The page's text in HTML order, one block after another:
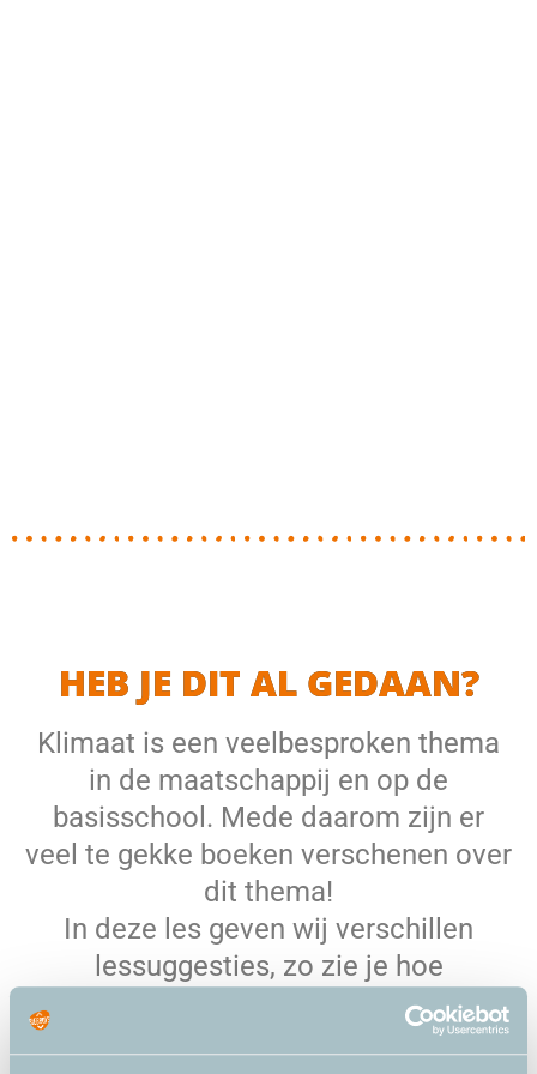
HEB JE DIT AL GEDAAN?
Klimaat is een veelbesproken thema
in de maatschappij en op de
basisschool. Mede daarom zijn er
veel te gekke boeken verschenen over
dit thema!
In deze les geven wij verschillen
lessuggesties, zo zie je hoe
gemakkelijk het is om boeken
vakoverstijgend in te zetten binnen